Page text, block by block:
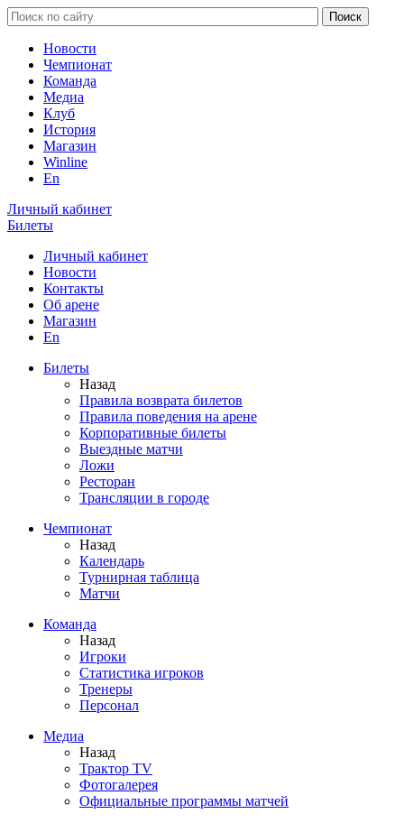
Новости
Чемпионат
Команда
Медиа
Клуб
История
Магазин
Winline
En
Личный кабинет
Билеты
Личный кабинет
Новости
Контакты
Об арене
Магазин
En
Билеты
Назад
Правила возврата билетов
Правила поведения на арене
Корпоративные билеты
Выездные матчи
Ложи
Ресторан
Трансляции в городе
Чемпионат
Назад
Календарь
Турнирная таблица
Матчи
Команда
Назад
Игроки
Статистика игроков
Тренеры
Персонал
Медиа
Назад
Трактор TV
Фотогалерея
Официальные программы матчей